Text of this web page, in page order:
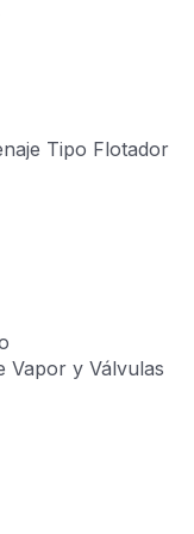
Tipo Flotador
Vapor y Válvulas